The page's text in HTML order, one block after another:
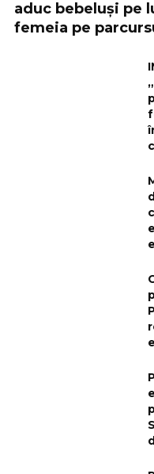
aduc bebeluși pe
femeia pe